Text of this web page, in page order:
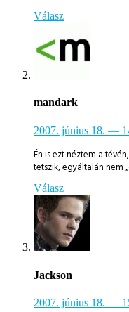
Válasz
mandark
2007. június 18. —
Én is ezt néztem a
tetszik, egyáltalán nem
Válasz
Jackson
2007. június 18. —